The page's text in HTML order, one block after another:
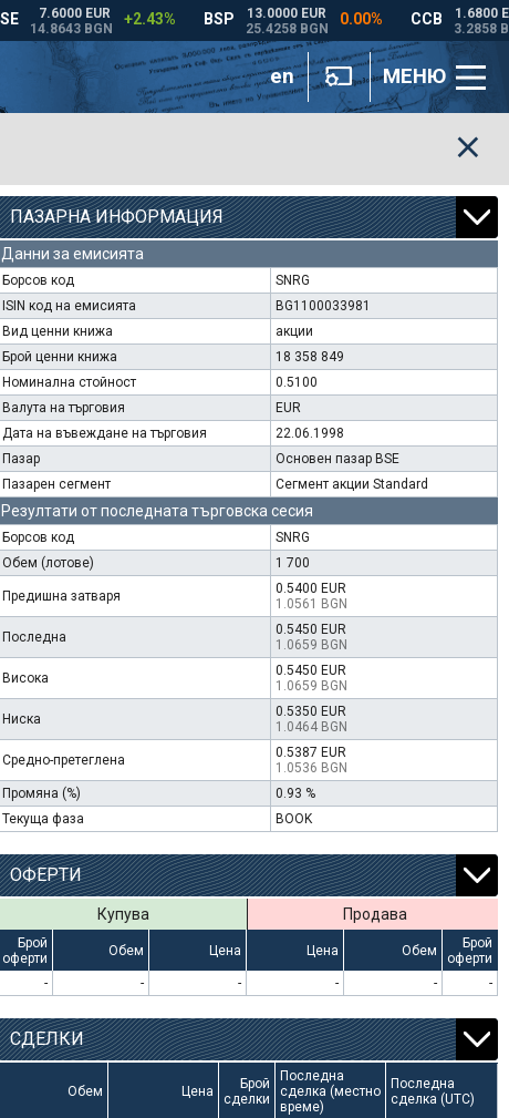
en МЕНЮ
ПАЗАРНА ИНФОРМАЦИЯ
Данни за емисията
Борсов код
SNRG
ISIN код на емисията
BG1100033981
Вид ценни книжа
акции
Брой ценни книжа
18 358 849
Номинална стойност
0.5100
Валута на търговия
EUR
Дата на въвеждане на търговия
22.06.1998
Пазар
Основен пазар BSE
Пазарен сегмент
Сегмент акции Standard
Резултати от последната търговска сесия
Борсов код
SNRG
Обем (лотове)
1 700
Предишна затваря
0.5400 EUR
1.0561 BGN
Последна
0.5450 EUR
1.0659 BGN
Висока
0.5450 EUR
1.0659 BGN
Ниска
0.5350 EUR
1.0464 BGN
Средно-претеглена
0.5387 EUR
1.0536 BGN
Промяна (%)
0.93 %
Текуща фаза
BOOK
ОФЕРТИ
Купува Продава
Брой
оферти
Обем Цена Цена Обем
Брой
оферти
-
- - - - -
СДЕЛКИ
Обем Цена
Брой
сделки
Последна
сделка (местно
време)
Последна
сделка (UTC)